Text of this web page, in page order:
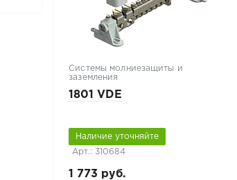
Системы молниезащиты и
заземления
1801 VDE
Наличие уточняйте
Арт.: 310684
1 773 руб.